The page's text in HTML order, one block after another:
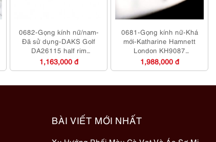
0682-Gọng kính nữ/nam-
Đã sử dụng-DAKS Golf
DA26115 half rim
eyeglasses frame
1,163,000 đ
0681-Gọng kính nữ-Khá
mới-Katharine Hamnett
London KH9087
eyeglasses frame
1,988,000 đ
BÀI VIẾT MỚI NHẤT